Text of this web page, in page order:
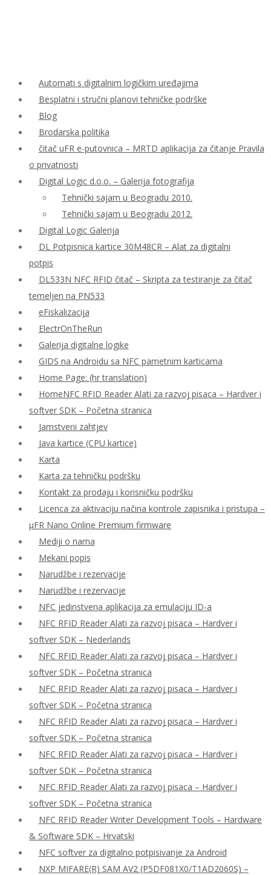
Automati s digitalnim logičkim uređajima
Besplatni i stručni planovi tehničke podrške
Blog
Brodarska politika
čitač uFR e-putovnica – MRTD aplikacija za čitanje Pravila
o privatnosti
Digital Logic d.o.o. – Galerija fotografija
Tehnički sajam u Beogradu 2010.
Tehnički sajam u Beogradu 2012.
Digital Logic Galerija
DL Potpisnica kartice 30M48CR – Alat za digitalni
potpis
DL533N NFC RFID čitač – Skripta za testiranje za čitač
temeljen na PN533
eFiskalizacija
ElectrOnTheRun
Galerija digitalne logike
GIDS na Androidu sa NFC pametnim karticama
Home Page: (hr translation)
HomeNFC RFID Reader Alati za razvoj pisaca – Hardver i
softver SDK – Početna stranica
Jamstveni zahtjev
Java kartice (CPU kartice)
Karta
Karta za tehničku podršku
Kontakt za prodaju i korisničku podršku
Licenca za aktivaciju načina kontrole zapisnika i pristupa –
μFR Nano Online Premium firmware
Mediji o nama
Mekani popis
Narudžbe i rezervacije
Narudžbe i rezervacije
NFC jedinstvena aplikacija za emulaciju ID-a
NFC RFID Reader Alati za razvoj pisaca – Hardver i
softver SDK – Nederlands
NFC RFID Reader Alati za razvoj pisaca – Hardver i
softver SDK – Početna stranica
NFC RFID Reader Alati za razvoj pisaca – Hardver i
softver SDK – Početna stranica
NFC RFID Reader Alati za razvoj pisaca – Hardver i
softver SDK – Početna stranica
NFC RFID Reader Alati za razvoj pisaca – Hardver i
softver SDK – Početna stranica
NFC RFID Reader Alati za razvoj pisaca – Hardver i
softver SDK – Početna stranica
NFC RFID Reader Writer Development Tools – Hardware
& Software SDK – Hrvatski
NFC softver za digitalno potpisivanje za Android
NXP MIFARE(R) SAM AV2 (P5DF081X0/T1AD2060S) –